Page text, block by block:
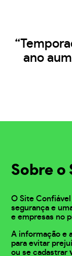
ano
Sobre o
O Site
segurança e
e empresas no
A informação e
para evitar
ou se cadastrar